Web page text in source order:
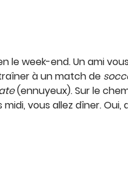
le week-end. Un ami
à un match de
(ennuyeux). Sur le
vous allez dîner.